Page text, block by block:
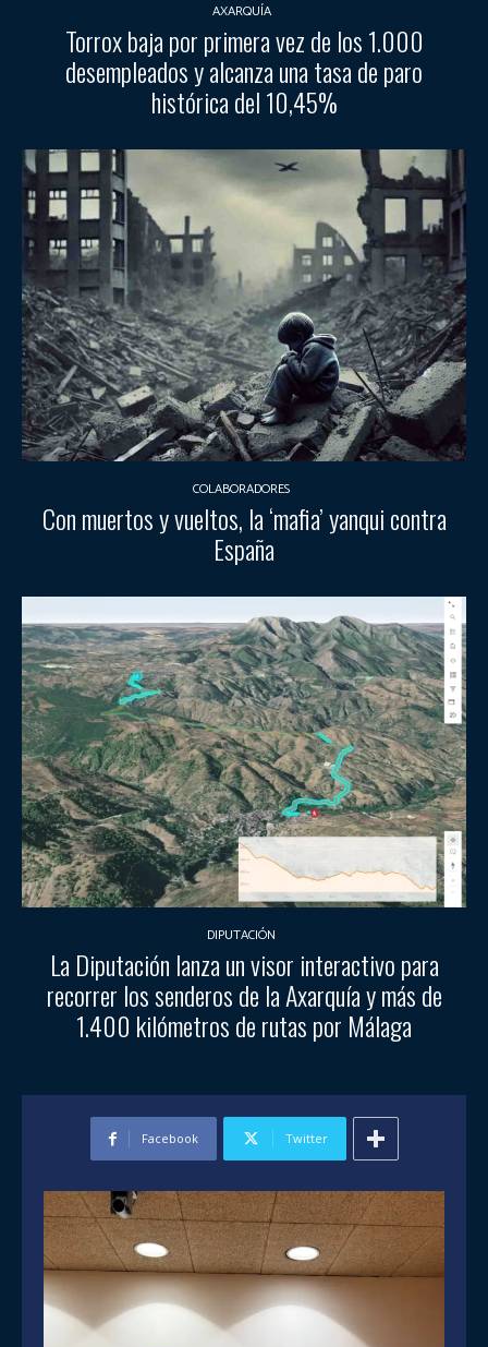
AXARQUÍA
Torrox baja por primera vez de los 1.000
desempleados y alcanza una tasa de paro
histórica del 10,45%
COLABORADORES
Con muertos y vueltos, la ‘mafia’ yanqui contra
España
DIPUTACIÓN
La Diputación lanza un visor interactivo para
recorrer los senderos de la Axarquía y más de
1.400 kilómetros de rutas por Málaga
Facebook Twitter